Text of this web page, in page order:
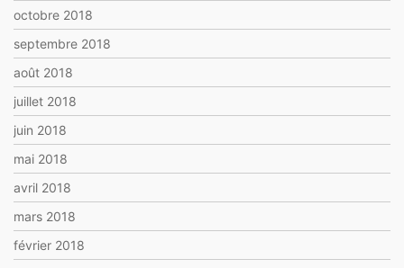
octobre 2018
septembre 2018
août 2018
juillet 2018
juin 2018
mai 2018
avril 2018
mars 2018
février 2018